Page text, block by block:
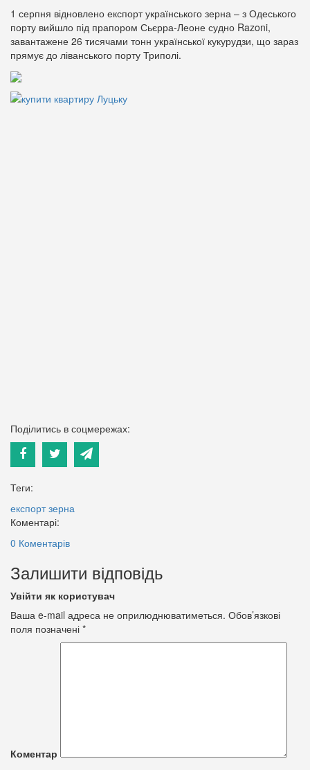
1 серпня відновлено експорт українського зерна – з Одеського
порту вийшло під прапором Сьєрра-Леоне судно Razoni,
завантажене 26 тисячами тонн української кукурудзи, що зараз
прямує до ліванського порту Триполі.
Поділитись в соцмережах:
Теги:
експорт зерна
Коментарі:
0 Коментарів
Залишити відповідь
Увійти як користувач
Ваша e-mail адреса не оприлюднюватиметься. Обов’язкові
поля позначені *
Коментар